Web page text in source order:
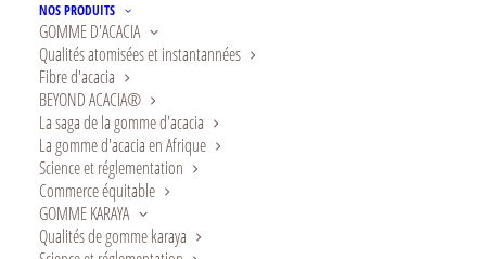
NOS PRODUITS
GOMME D'ACACIA
Qualités atomisées et instantannées
Fibre d'acacia
BEYOND ACACIA®
La saga de la gomme d'acacia
La gomme d'acacia en Afrique
Science et réglementation
Commerce équitable
GOMME KARAYA
Qualités de gomme karaya